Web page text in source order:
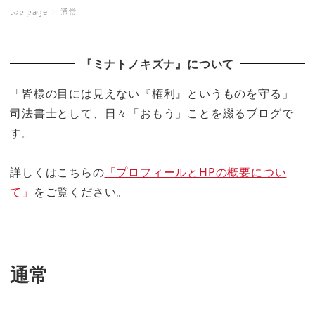
ミナトノキズナ
top page 通常
『ミナトノキズナ』について
「皆様の目には見えない『権利』というものを守る」
司法書士として、日々「おもう」ことを綴るブログで
す。
詳しくはこちらの 「プロフィールとHPの概要につい
て」 をご覧ください。
通常